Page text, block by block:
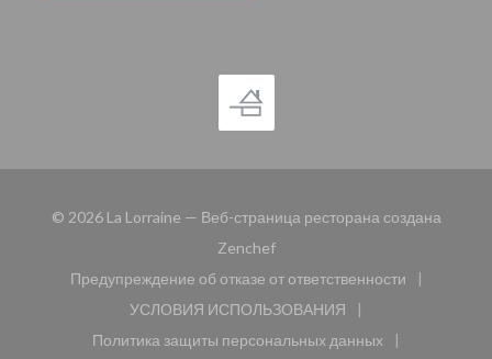
© 2026 La Lorraine — Веб-страница ресторана создана
Zenchef((открывается в новом окне))
Предупреждение об отказе от ответственности
((открывается в новом окне))
УСЛОВИЯ ИСПОЛЬЗОВАНИЯ
((открывается в новом окне))
Политика защиты персональных данных
((открывается в новом окне))